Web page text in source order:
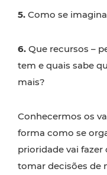
5. Como se
6. Que recursos –
tem e quais sabe
mais?
Conhecermos os
forma como se
prioridade vai
tomar decisões de